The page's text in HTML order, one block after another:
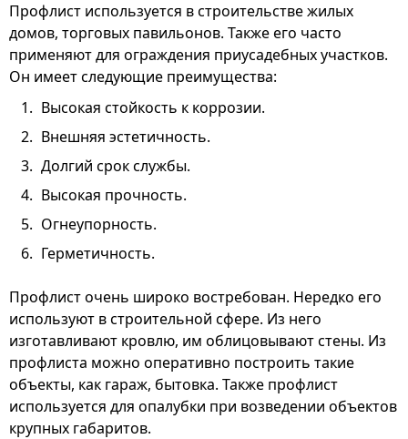
Профлист используется в строительстве жилых
домов, торговых павильонов. Также его часто
применяют для ограждения приусадебных участков.
Он имеет следующие преимущества:
Высокая стойкость к коррозии.
Внешняя эстетичность.
Долгий срок службы.
Высокая прочность.
Огнеупорность.
Герметичность.
Профлист очень широко востребован. Нередко его
используют в строительной сфере. Из него
изготавливают кровлю, им облицовывают стены. Из
профлиста можно оперативно построить такие
объекты, как гараж, бытовка. Также профлист
используется для опалубки при возведении объектов
крупных габаритов.